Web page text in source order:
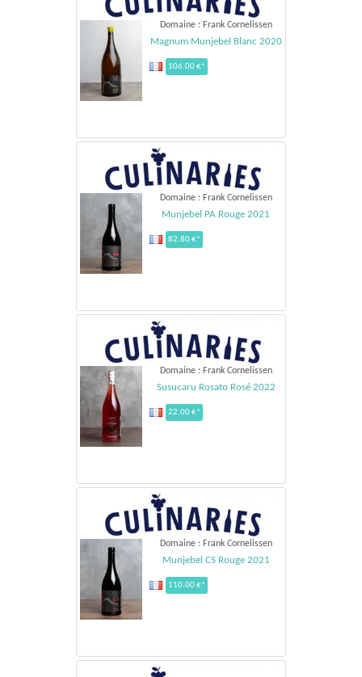
Domaine : Frank Cornelissen
Magnum Munjebel Blanc 2020
106.00 €*
Domaine : Frank Cornelissen
Munjebel PA Rouge 2021
82.80 €*
Domaine : Frank Cornelissen
Susucaru Rosato Rosé 2022
22.00 €*
Domaine : Frank Cornelissen
Munjebel CS Rouge 2021
110.00 €*